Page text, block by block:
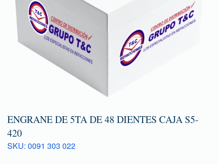
ENGRANE DE 5TA DE 48 DIENTES CAJA S5-
420
SKU: 0091 303 022